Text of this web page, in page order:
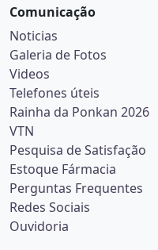
Galeria de Fotos
Videos
Telefones úteis
Rainha da Ponkan 2026
VTN
Pesquisa de Satisfação
Estoque Fármacia
Perguntas Frequentes
Redes Sociais
Ouvidoria
Serviços